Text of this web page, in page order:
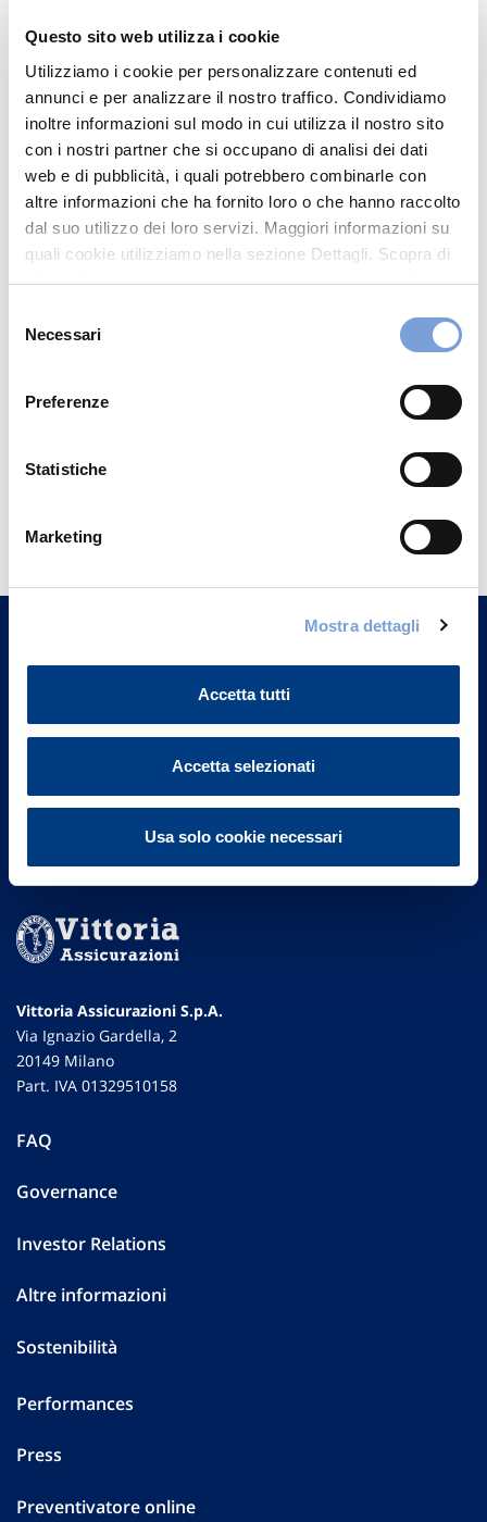
Questo sito web utilizza i cookie
Utilizziamo i cookie per personalizzare contenuti ed
annunci e per analizzare il nostro traffico. Condividiamo
inoltre informazioni sul modo in cui utilizza il nostro sito
con i nostri partner che si occupano di analisi dei dati
web e di pubblicità, i quali potrebbero combinarle con
altre informazioni che ha fornito loro o che hanno raccolto
dal suo utilizzo dei loro servizi. Maggiori informazioni su
quali cookie utilizziamo nella sezione Dettagli. Scopra di
più su chi siamo, come può contattarci e come trattiamo i
può trovare nel footer del sito nella sezione "Informativa
delNecessari
Preferenze
Statistiche
Marketing
Mostra dettagli
Accetta tutti
Accetta selezionati
Usa solo cookie necessari
Indicazioni
016540113
INFO@CARROZZERIAVALDOSTANA.COM
0165234575
Chiama ora
informazioni?
Trova l'Agenzia più vicina a te e parla con
Contattaci
Vittoria Assicurazioni S.p.A.
Via Ignazio Gardella, 2
20149 Milano
Part. IVA 01329510158
FAQ
Governance
Investor Relations
Altre informazioni
Sostenibilità
Performances
Press
Preventivatore online